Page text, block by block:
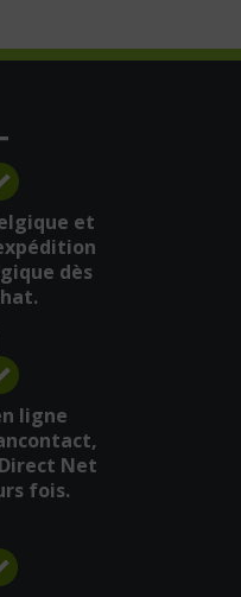
et
dès
ligne
Net
fois.